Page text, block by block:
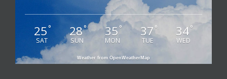
25°
SAT
28°
SUN
35°
MON
37 °
TUE
34°
WED
Weather from OpenWeatherMap